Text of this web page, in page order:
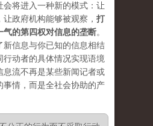
会将进入一种新的模式：让
政府机构能够被观察， 打
气的第四权对信息的垄断。
新信息与你已知的信息相结
行动者的具体情况实现语境
息流不再是某些新闻记者或
事情，而是全社会协助的产